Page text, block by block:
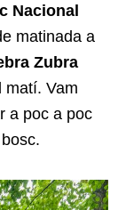
Nacional
matinada a
Zubra
matí. Vam
a poc a poc